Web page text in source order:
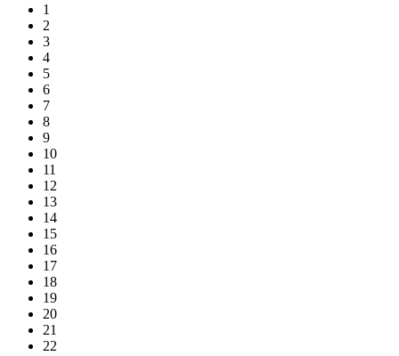
1
2
3
4
5
6
7
8
9
10
11
12
13
14
15
16
17
18
19
20
21
22